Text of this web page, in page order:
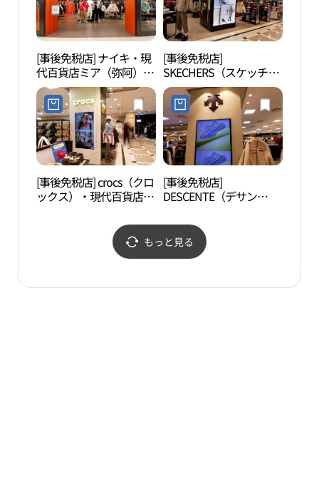
[事後免税店] ナイキ・現
代百貨店ミア（弥阿）店
(나이키 현대백화점 미아
점)
[事後免税店]
SKECHERS（スケッチャ
ーズ）・現代百貨店ミア
（弥阿）店(스케쳐스 현
대백화점 미아점)
[事後免税店] crocs（クロ
ックス）・現代百貨店ミ
[事後免税店]
DESCENTE（デサン
（弥阿）店(데상트 현대
백화점 미아점)
もっと見る